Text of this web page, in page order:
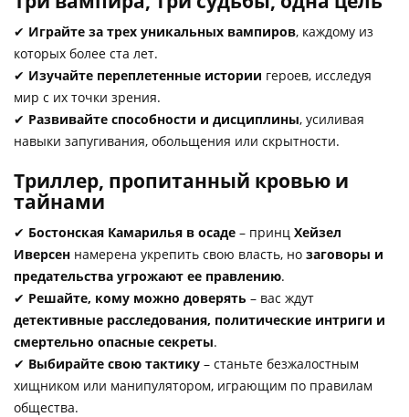
✔ Играйте за трех уникальных вампиров, каждому из
которых более ста лет.
✔ Изучайте переплетенные истории героев, исследуя
мир с их точки зрения.
✔ Развивайте способности и дисциплины, усиливая
навыки запугивания, обольщения или скрытности.
Триллер, пропитанный кровью и
тайнами
✔ Бостонская Камарилья в осаде – принц Хейзел
Иверсен намерена укрепить свою власть, но заговоры и
предательства угрожают ее правлению.
✔ Решайте, кому можно доверять – вас ждут
детективные расследования, политические интриги и
смертельно опасные секреты.
✔ Выбирайте свою тактику – станьте безжалостным
хищником или манипулятором, играющим по правилам
общества.